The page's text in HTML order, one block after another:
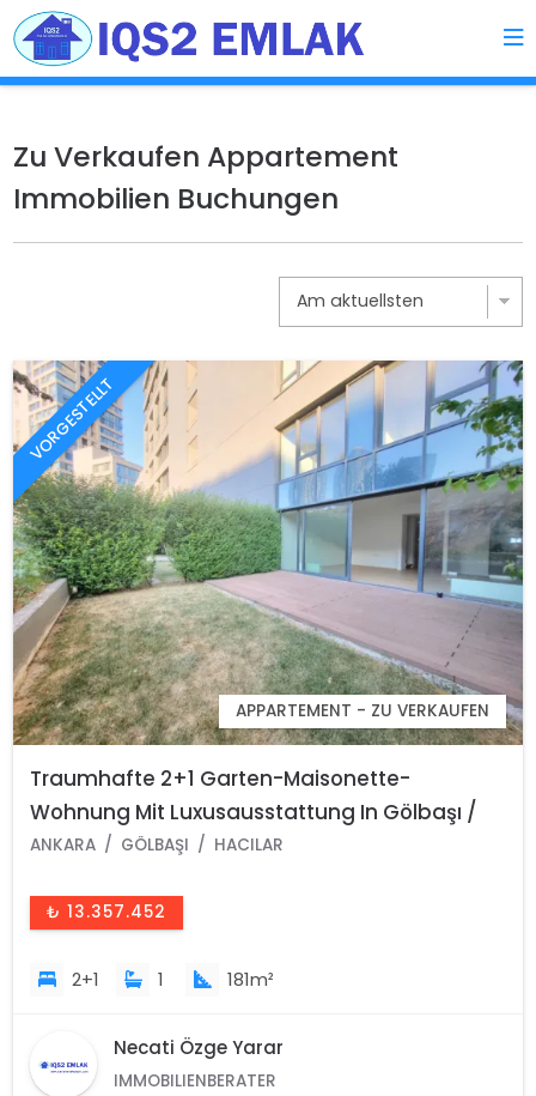
Zu Verkaufen Appartement
Immobilien Buchungen
VORGESTELLT
APPARTEMENT - ZU VERKAUFEN
Traumhafte 2+1 Garten-Maisonette-
Wohnung Mit Luxusausstattung In Gölbaşı /
Ankara /Türkei
ANKARA GÖLBAŞI HACILAR
₺ 13.357.452
2+1 1 181m²
Necati Özge Yarar
IMMOBILIENBERATER